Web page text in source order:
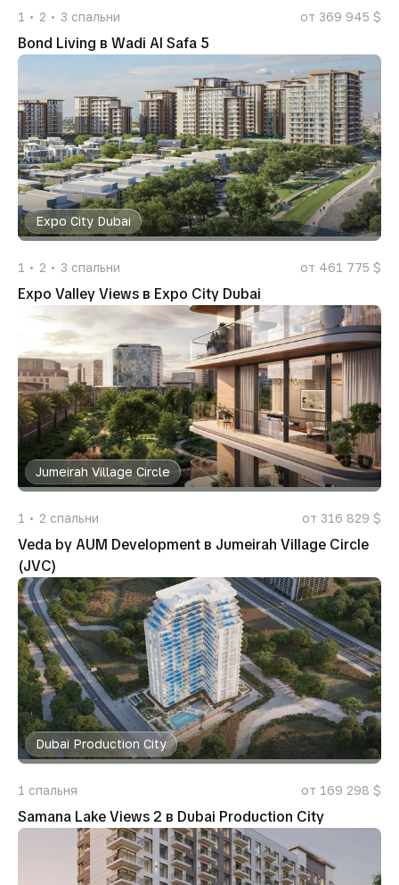
1 2 3 спальни от 369 945 $
Bond Living в Wadi Al Safa 5
Expo City Dubai
1 2 3 спальни от 461 775 $
Expo Valley Views в Expo City Dubai
Jumeirah Village Circle
1 2 спальни от 316 829 $
Veda by AUM Development в Jumeirah Village Circle
(JVC)
Dubai Production City
1 спальня от 169 298 $
Samana Lake Views 2 в Dubai Production City